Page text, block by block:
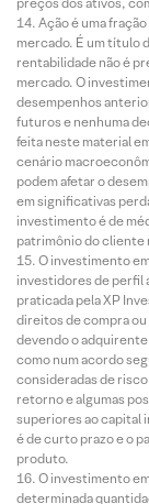
Ação é uma
mercado. É um título
rentabilidade não é
mercado. O
desempenhos
futuros e nenhuma
feita neste material
cenário
podem afetar o
em significativas
investimento é de
patrimônio do cliente
O investimento
investidores de perfil
praticada pela XP
direitos de compra ou
devendo o
como num acordo
consideradas de
retorno e algumas
superiores ao capital
é de curto prazo e o
produto.
O investimento
determinada